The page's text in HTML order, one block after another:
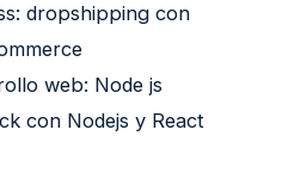
dropshipping con
web: Node js
con Nodejs y React